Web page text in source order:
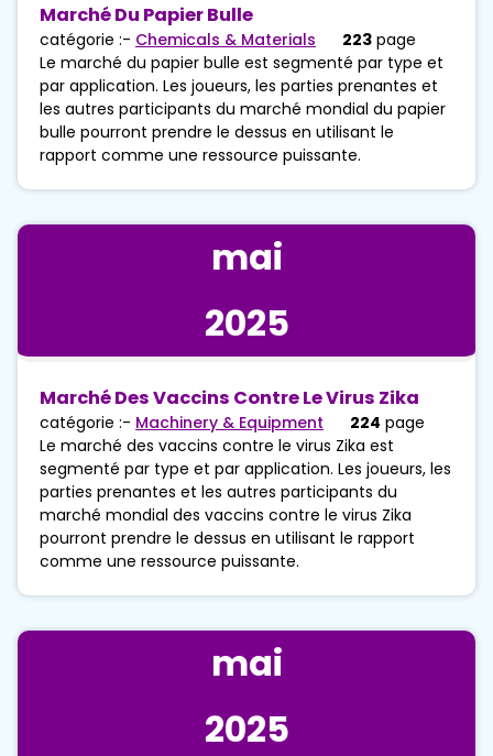
Marché Du Papier Bulle
catégorie :- Chemicals & Materials 223 page
Le marché du papier bulle est segmenté par type et
par application. Les joueurs, les parties prenantes et
les autres participants du marché mondial du papier
bulle pourront prendre le dessus en utilisant le
rapport comme une ressource puissante.
mai
2025
Marché Des Vaccins Contre Le Virus Zika
catégorie :- Machinery & Equipment 224 page
Le marché des vaccins contre le virus Zika est
segmenté par type et par application. Les joueurs, les
parties prenantes et les autres participants du
marché mondial des vaccins contre le virus Zika
pourront prendre le dessus en utilisant le rapport
comme une ressource puissante.
mai
2025